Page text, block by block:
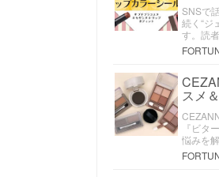
SNSで
続く“ジ
す。読
スメ
『ビタ
悩みを